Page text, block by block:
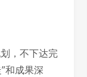
，不下达完
和成果深